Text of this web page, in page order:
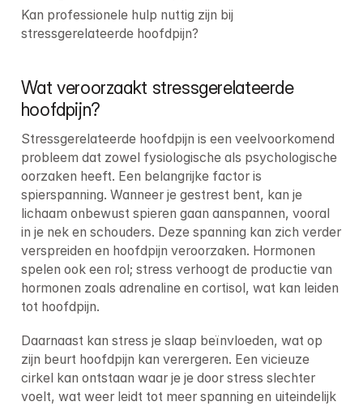
Wat veroorzaakt stressgerelateerde
hoofdpijn?
Stressgerelateerde hoofdpijn is een veelvoorkomend
probleem dat zowel fysiologische als psychologische
oorzaken heeft. Een belangrijke factor is
spierspanning. Wanneer je gestrest bent, kan je
lichaam onbewust spieren gaan aanspannen, vooral
in je nek en schouders. Deze spanning kan zich verder
verspreiden en hoofdpijn veroorzaken. Hormonen
spelen ook een rol; stress verhoogt de productie van
hormonen zoals adrenaline en cortisol, wat kan leiden
tot hoofdpijn.
Daarnaast kan stress je slaap beïnvloeden, wat op
zijn beurt hoofdpijn kan verergeren. Een vicieuze
cirkel kan ontstaan waar je je door stress slechter
voelt, wat weer leidt tot meer spanning en uiteindelijk
Kan professionele hulp nuttig zijn bij
stressgerelateerde hoofdpijn?